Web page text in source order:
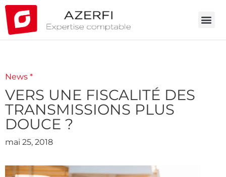
News *
VERS UNE FISCALITÉ DES
TRANSMISSIONS PLUS
DOUCE ?
mai 25, 2018